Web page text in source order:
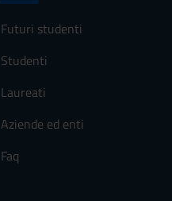
Futuri studenti
Studenti
Laureati
Aziende ed enti
Faq